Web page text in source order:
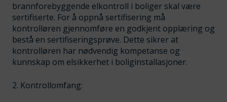
brannforebyggende elkontroll i boliger skal være
sertifiserte. For å oppnå sertifisering må
kontrolløren gjennomføre en godkjent opplæring og
bestå en sertifiseringsprøve. Dette sikrer at
kontrolløren har nødvendig kompetanse og
kunnskap om elsikkerhet i boliginstallasjoner.
2. Kontrollomfang: